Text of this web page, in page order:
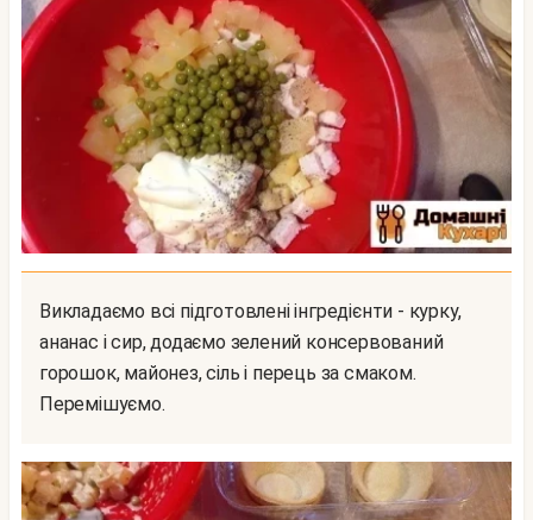
Викладаємо всі підготовлені інгредієнти - курку,
ананас і сир, додаємо зелений консервований
горошок, майонез, сіль і перець за смаком.
Перемішуємо.